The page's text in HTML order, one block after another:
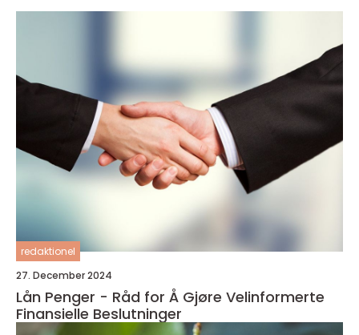
redaktionel
27. December 2024
Lån Penger - Råd for Å Gjøre Velinformerte
Finansielle Beslutninger